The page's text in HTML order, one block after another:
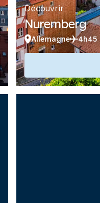
Découvrir
Nuremberg
Allemagne 4h45